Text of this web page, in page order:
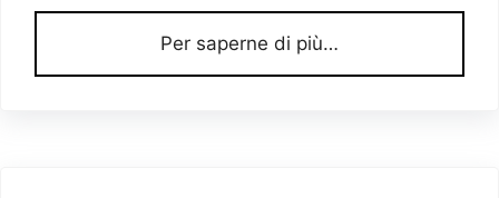
Per saperne di più…